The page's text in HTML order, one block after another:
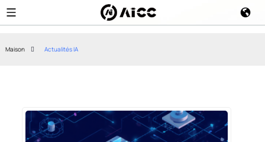
Maison Actualités IA